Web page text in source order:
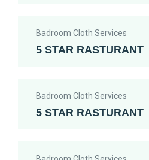
Badroom Cloth Services
5 STAR RASTURANT
Badroom Cloth Services
5 STAR RASTURANT